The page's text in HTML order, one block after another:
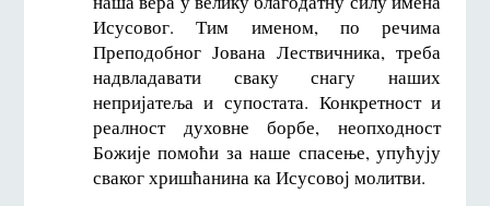
Исусовог. Тим именом, по речима
Преподобног Јована Лествичника, треба
надвладавати сваку снагу наших
непријатеља и супостата. Конкретност и
реалност духовне борбе, неопходност
Божије помоћи за наше спасење, упућују
сваког хришћанина ка Исусовој молитви.